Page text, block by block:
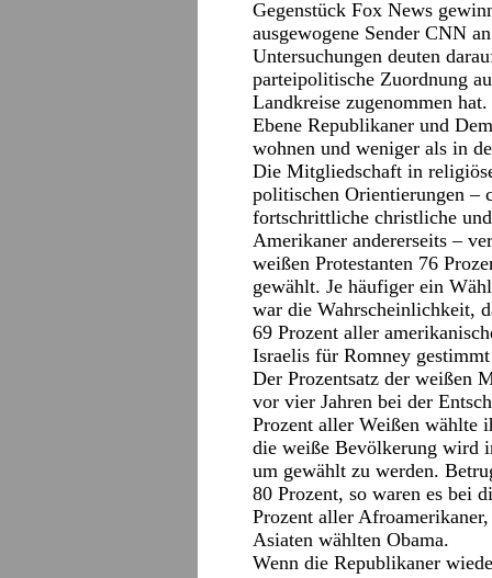
Gegenstück Fox News
ausgewogene Sender CNN
Untersuchungen deuten
parteipolitische Zuordnung
Landkreise zugenommen
Ebene Republikaner und
wohnen und weniger als in
Die Mitgliedschaft in
politischen Orientierungen –
fortschrittliche christliche
Amerikaner andererseits –
weißen Protestanten 76
gewählt. Je häufiger ein
war die Wahrscheinlichkeit,
69 Prozent aller
Israelis für Romney
Der Prozentsatz der weißen
vor vier Jahren bei der
Prozent aller Weißen wählte
die weiße Bevölkerung wird
um gewählt zu werden.
80 Prozent, so waren es bei
Prozent aller
Asiaten wählten Obama.
Wenn die Republikaner